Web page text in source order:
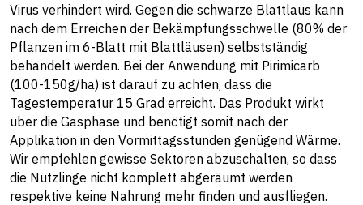
Virus verhindert wird. Gegen die schwarze Blattlaus kann
nach dem Erreichen der Bekämpfungsschwelle (80% der
Pflanzen im 6-Blatt mit Blattläusen) selbstständig
behandelt werden. Bei der Anwendung mit Pirimicarb
(100-150g/ha) ist darauf zu achten, dass die
Tagestemperatur 15 Grad erreicht. Das Produkt wirkt
über die Gasphase und benötigt somit nach der
Applikation in den Vormittagsstunden genügend Wärme.
Wir empfehlen gewisse Sektoren abzuschalten, so dass
die Nützlinge nicht komplett abgeräumt werden
respektive keine Nahrung mehr finden und ausfliegen.